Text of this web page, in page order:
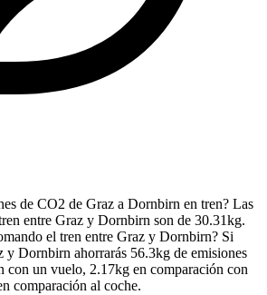
de CO2 de Graz a Dornbirn en tren? Las
entre Graz y Dornbirn son de 30.31kg.
el tren entre Graz y Dornbirn? Si
y Dornbirn ahorrarás 56.3kg de emisiones
con un vuelo, 2.17kg en comparación con
comparación al coche.